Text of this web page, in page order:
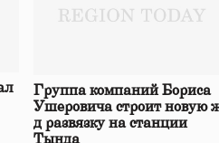
Группа компаний Бориса
Ушеровича строит новую
д развязку на станции
Тында